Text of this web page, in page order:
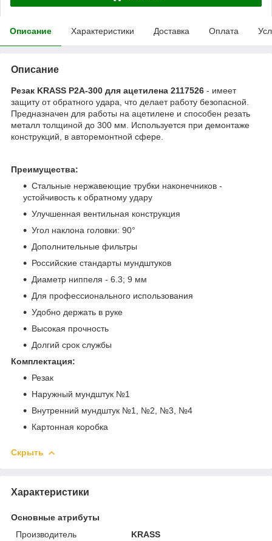
Описание Характеристики Доставка Оплата
Описание
Резак KRASS P2A-300 для ацетилена 2117526 - имеет
защиту от обратного удара, что делает работу безопасной.
Предназначен для работы на ацетилене и способен резать
металл толщиной до 300 мм. Используется при демонтаже
конструкций, в авторемонтной сфере.
Преимущества:
Стальные нержавеющие трубки наконечников -
устойчивость к обратному удару
Улучшенная вентильная конструкция
Угол наклона головки: 90°
Дополнительные фильтры
Российские стандарты мундштуков
Диаметр ниппеля - 6.3; 9 мм
Для профессионального использования
Удобно держать в руке
Высокая прочность
Долгий срок службы
Комплектация:
Резак
Наружный мундштук №1
Внутренний мундштук №1, №2, №3, №4
Картонная коробка
Скрыть
Характеристики
Основные атрибуты
Производитель
KRASS